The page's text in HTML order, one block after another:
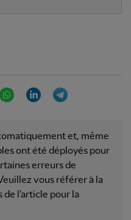
WhatsAppLinkedIn
et, même
ont été déployés pour
erreurs de
vous référer à la
de l'article pour la